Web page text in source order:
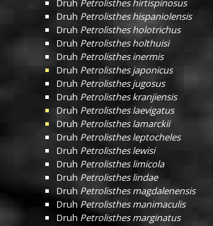
Druh Petrolisthes hirtispinosus
Druh Petrolisthes hispaniolensis
Druh Petrolisthes holotrichus
Druh Petrolisthes holthuisi
Druh Petrolisthes inermis
Druh Petrolisthes japonicus
Druh Petrolisthes jugosus
Druh Petrolisthes kranjiensis
Druh Petrolisthes laevigatus
Druh Petrolisthes lamarckii
Druh Petrolisthes leptocheles
Druh Petrolisthes lewisi
Druh Petrolisthes limicola
Druh Petrolisthes lindae
Druh Petrolisthes magdalenensis
Druh Petrolisthes manimaculis
Druh Petrolisthes marginatus